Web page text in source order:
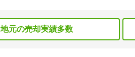
地元の売却実績多数